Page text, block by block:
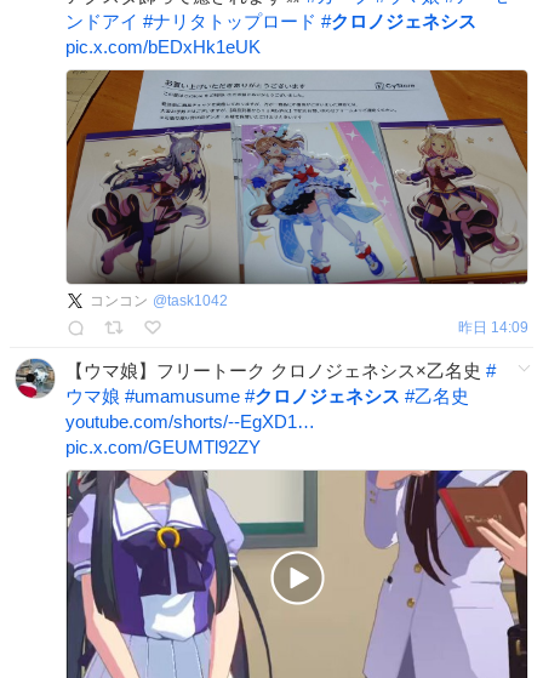
ンドアイ #ナリタトップロード #クロノジェネシス
pic.x.com/bEDxHk1eUK
コンコン @task1042
昨日 14:09
【ウマ娘】フリートーク クロノジェネシス×乙名史 #
ウマ娘 #umamusume #クロノジェネシス #乙名史
youtube.com/shorts/--EgXD1…
pic.x.com/GEUMTl92ZY